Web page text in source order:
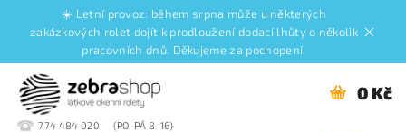
☀️ Letní provoz: během srpna může u některých
zakázkových rolet dojít k prodloužení dodací lhůty o několik
pracovních dnů. Děkujeme za pochopení.
774 484 020
0 Kč